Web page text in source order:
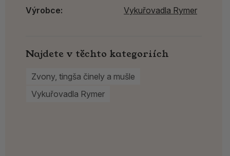
Výrobce:
Vykuřovadla Rymer
Najdete v těchto kategoriích
Zvony, tingša činely a mušle
Vykuřovadla Rymer